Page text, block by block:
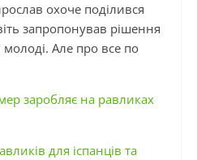
охоче поділився
запропонував рішення
Але про все по
заробляє на равликах
для іспанців та